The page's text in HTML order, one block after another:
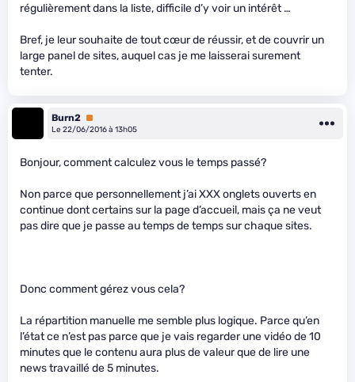
régulièrement dans la liste, difficile d’y voir un intérêt …
Bref, je leur souhaite de tout cœur de réussir, et de couvrir un
large panel de sites, auquel cas je me laisserai surement
tenter.
Burn2 Premium
Le 22/06/2016 à 13h05
Bonjour, comment calculez vous le temps passé?
Non parce que personnellement j’ai XXX onglets ouverts en
continue dont certains sur la page d’accueil, mais ça ne veut
pas dire que je passe au temps de temps sur chaque sites.
Donc comment gérez vous cela?
La répartition manuelle me semble plus logique. Parce qu’en
l’état ce n’est pas parce que je vais regarder une vidéo de 10
minutes que le contenu aura plus de valeur que de lire une
news travaillé de 5 minutes.